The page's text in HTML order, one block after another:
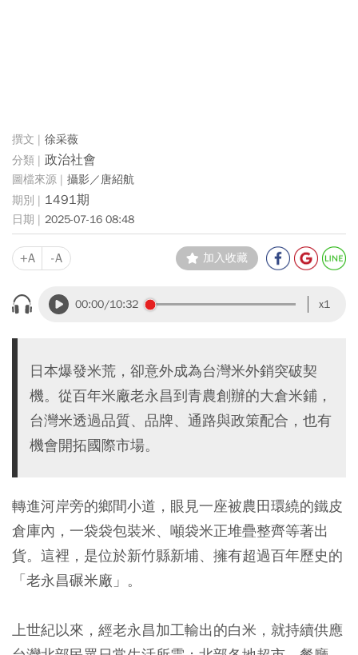
徐采薇
政治社會
攝影／唐紹航
1491期
2025-07-16 08:48
+A -A 加入收藏
00:00/10:32 x1
日本爆發米荒，卻意外成為台灣米外銷突破契
機。從百年米廠老永昌到青農創辦的大倉米鋪，
台灣米透過品質、品牌、通路與政策配合，也有
機會開拓國際市場。
轉進河岸旁的鄉間小道，眼見一座被農田環繞的鐵皮
倉庫內，一袋袋包裝米、噸袋米正堆疊整齊等著出
貨。這裡，是位於新竹縣新埔、擁有超過百年歷史的
「老永昌碾米廠」。
上世紀以來，經老永昌加工輸出的白米，就持續供應